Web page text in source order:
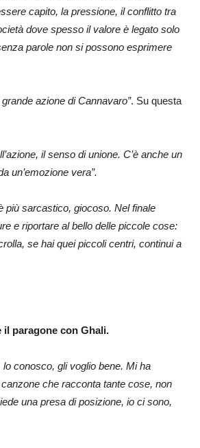
capito, la pressione, il conflitto tra
dove spesso il valore è legato solo
parole non si possono esprimere
grande azione di Cannavaro”. Su questa
il senso di unione. C’è anche un
un’emozione vera”.
più sarcastico, giocoso. Nel finale
e riportare al bello delle piccole cose:
se hai quei piccoli centri, continui a
il paragone con Ghali.
lo conosco, gli voglio bene. Mi ha
che racconta tante cose, non
una presa di posizione, io ci sono,